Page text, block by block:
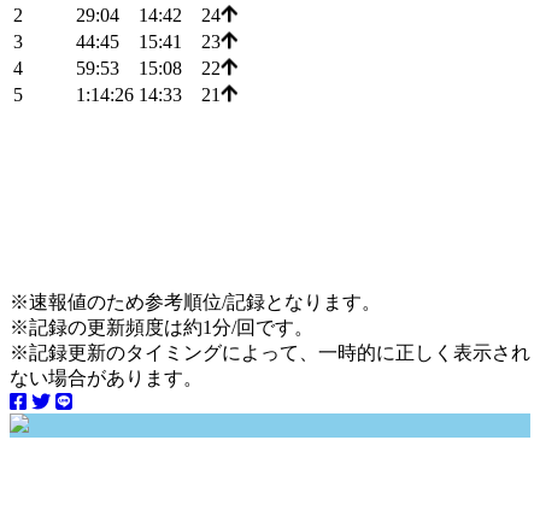
2
29:04 14:42
24
3
44:45 15:41
23
4
59:53 15:08
22
5
1:14:26 14:33 21
※速報値のため参考順位/記録となります。
※記録の更新頻度は約1分/回です。
※記録更新のタイミングによって、一時的に正しく表示され
ない場合があります。